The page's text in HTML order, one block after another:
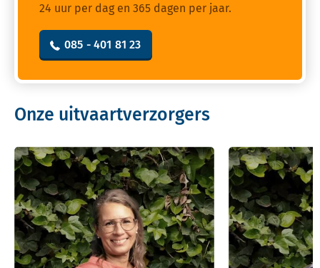
24 uur per dag en 365 dagen per jaar.
085 - 401 81 23
Onze uitvaartverzorgers